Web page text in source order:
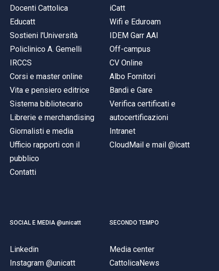
Docenti Cattolica
Educatt
Sostieni l'Università
Policlinico A. Gemelli
IRCCS
Corsi e master online
Vita e pensiero editrice
Sistema bibliotecario
Librerie e merchandising
Giornalisti e media
Ufficio rapporti con il
pubblico
Contatti
iCatt
Wifi e Eduroam
IDEM Garr AAI
Off-campus
CV Online
Albo Fornitori
Bandi e Gare
Verifica certificati e
autocertificazioni
Intranet
CloudMail e mail @icatt
SOCIAL E MEDIA @unicatt
Linkedin
Instagram @unicatt
SECONDO TEMPO
Media center
CattolicaNews